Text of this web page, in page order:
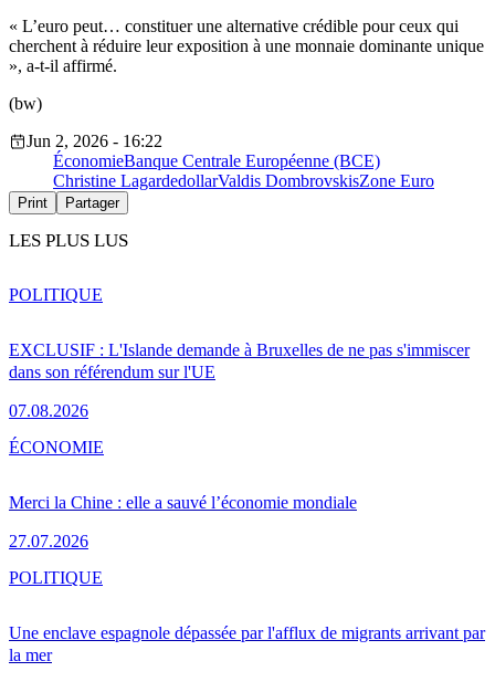
« L’euro peut… constituer une alternative crédible pour ceux qui
cherchent à réduire leur exposition à une monnaie dominante unique
», a-t-il affirmé.
(bw)
Jun 2, 2026 - 16:22
ÉconomieBanque Centrale Européenne (BCE)
Christine LagardedollarValdis DombrovskisZone Euro
Print Partager
LES PLUS LUS
EXCLUSIF : L'Islande demande à Bruxelles de ne pas s'immiscer
dans son référendum sur l'UE
07.08.2026
POLITIQUE
Merci la Chine : elle a sauvé l’économie mondiale
27.07.2026
ÉCONOMIE
Une enclave espagnole dépassée par l'afflux de migrants arrivant par
la mer
POLITIQUE